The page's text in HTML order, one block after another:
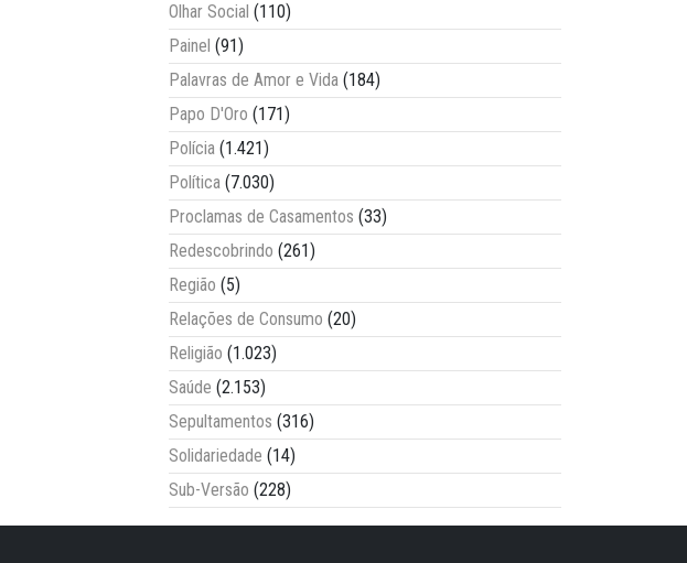
Olhar Social (110)
Painel (91)
Palavras de Amor e Vida (184)
Papo D'Oro (171)
Polícia (1.421)
Política (7.030)
Proclamas de Casamentos (33)
Redescobrindo (261)
Região (5)
Relações de Consumo (20)
Religião (1.023)
Saúde (2.153)
Sepultamentos (316)
Solidariedade (14)
Sub-Versão (228)